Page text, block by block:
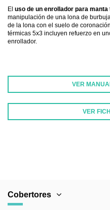
El uso de un enrollador para manta
manipulación de una lona de
de la lona con el suelo de
térmicas 5x3 incluyen refuerzo en
enrollador.
VER
VER
BURBUJA
Cobertores